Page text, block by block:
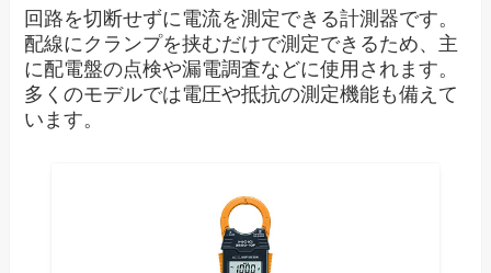
回路を切断せずに電流を測定できる計測器です。
配線にクランプを挟むだけで測定できるため、主
に配電盤の点検や漏電調査などに使用されます。
多くのモデルでは電圧や抵抗の測定機能も備えて
います。